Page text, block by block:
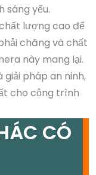
sáng yếu.
lượng cao để
chăng và chất
này mang lại.
pháp an ninh,
cho cộng trình
CÓ